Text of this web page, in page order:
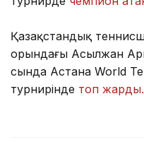
Қазақстандық
орындағы Асылжан
сында Астана World
турнирінде топ жарды.